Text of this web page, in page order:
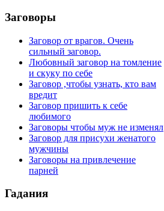
Заговоры
Заговор от врагов. Очень
сильный заговор.
Любовный заговор на томление
и скуку по себе
Заговор ,чтобы узнать, кто вам
вредит
Заговор пришить к себе
любимого
Заговоры чтобы муж не изменял
Заговор для присухи женатого
мужчины
Заговоры на привлечение
парней
Гадания